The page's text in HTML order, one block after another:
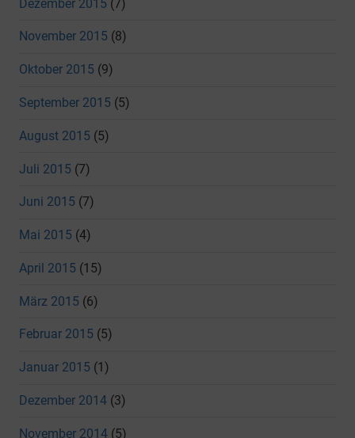
Dezember 2015 (7)
November 2015 (8)
Oktober 2015 (9)
September 2015 (5)
August 2015 (5)
Juli 2015 (7)
Juni 2015 (7)
Mai 2015 (4)
April 2015 (15)
März 2015 (6)
Februar 2015 (5)
Januar 2015 (1)
Dezember 2014 (3)
November 2014 (5)